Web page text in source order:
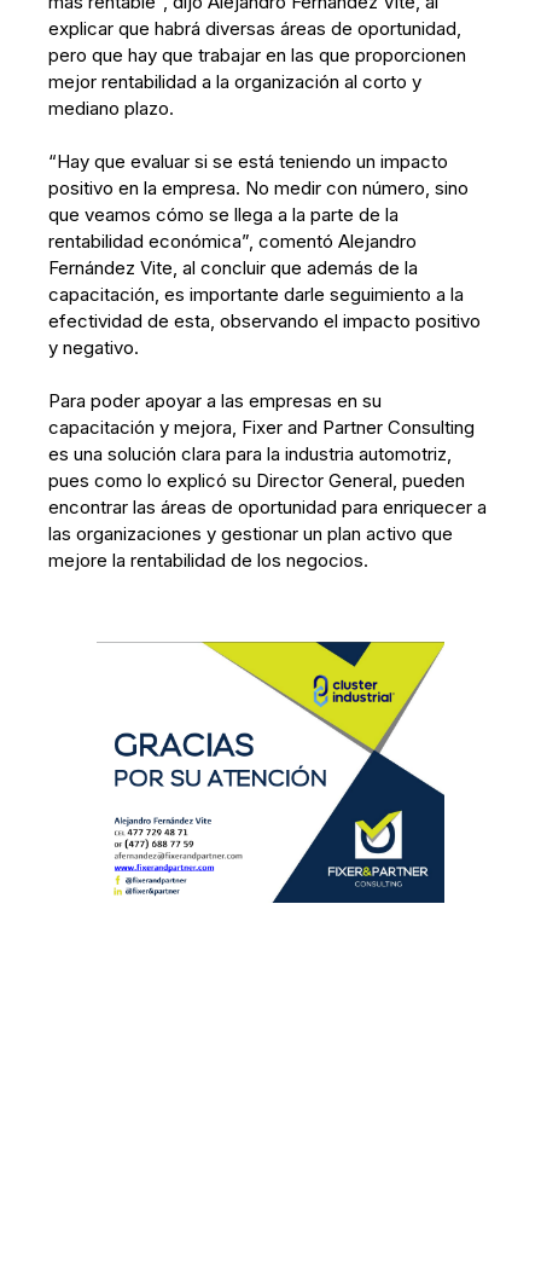
explicar que habrá diversas áreas de oportunidad,
pero que hay que trabajar en las que proporcionen
mejor rentabilidad a la organización al corto y
mediano plazo.
“Hay que evaluar si se está teniendo un impacto
positivo en la empresa. No medir con número, sino
que veamos cómo se llega a la parte de la
rentabilidad económica”, comentó Alejandro
Fernández Vite, al concluir que además de la
capacitación, es importante darle seguimiento a la
efectividad de esta, observando el impacto positivo
y negativo.
Para poder apoyar a las empresas en su
capacitación y mejora, Fixer and Partner Consulting
es una solución clara para la industria automotriz,
pues como lo explicó su Director General, pueden
encontrar las áreas de oportunidad para enriquecer a
las organizaciones y gestionar un plan activo que
mejore la rentabilidad de los negocios.